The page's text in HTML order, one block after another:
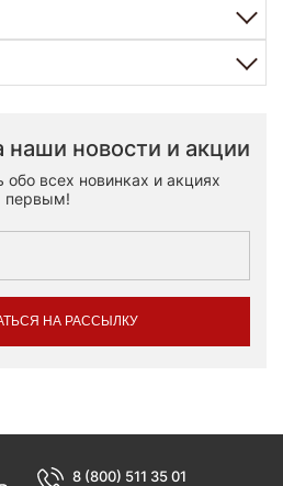
новости и акции
обо всех новинках и акциях
первым!
НА РАССЫЛКУ
8 (800) 511 35 01